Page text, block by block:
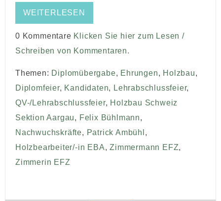
WEITERLESEN
0 Kommentare Klicken Sie hier zum Lesen /
Schreiben von Kommentaren.
Themen: Diplomübergabe, Ehrungen, Holzbau,
Diplomfeier, Kandidaten, Lehrabschlussfeier,
QV-/Lehrabschlussfeier, Holzbau Schweiz
Sektion Aargau, Felix Bühlmann,
Nachwuchskräfte, Patrick Ambühl ,
Holzbearbeiter/-in EBA,Zimmermann EFZ,
Zimmerin EFZ